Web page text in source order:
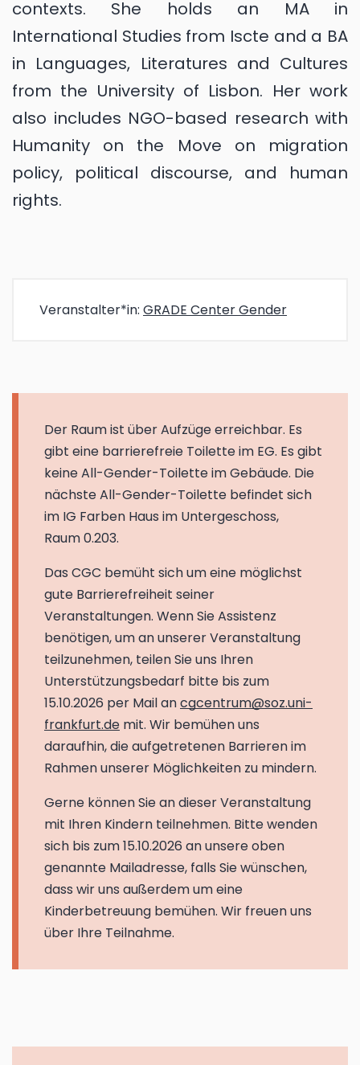
contexts. She holds an MA in
International Studies from Iscte and a BA
in Languages, Literatures and Cultures
from the University of Lisbon. Her work
also includes NGO-based research with
Humanity on the Move on migration
policy, political discourse, and human
rights.
Veranstalter*in: GRADE Center Gender
Der Raum ist über Aufzüge erreichbar. Es
gibt eine barrierefreie Toilette im EG. Es gibt
keine All-Gender-Toilette im Gebäude. Die
nächste All-Gender-Toilette befindet sich
im IG Farben Haus im Untergeschoss,
Raum 0.203.
Das CGC bemüht sich um eine möglichst
gute Barrierefreiheit seiner
Veranstaltungen. Wenn Sie Assistenz
benötigen, um an unserer Veranstaltung
teilzunehmen, teilen Sie uns Ihren
Unterstützungsbedarf bitte bis zum
15.10.2026 per Mail ancgcentrum@soz.uni-
frankfurt.de mit. Wir bemühen uns
daraufhin, die aufgetretenen Barrieren im
Rahmen unserer Möglichkeiten zu mindern.
Gerne können Sie an dieser Veranstaltung
mit Ihren Kindern teilnehmen. Bitte wenden
sich bis zum 15.10.2026 an unsere oben
genannte Mailadresse, falls Sie wünschen,
dass wir uns außerdem um eine
Kinderbetreuung bemühen. Wir freuen uns
über Ihre Teilnahme.